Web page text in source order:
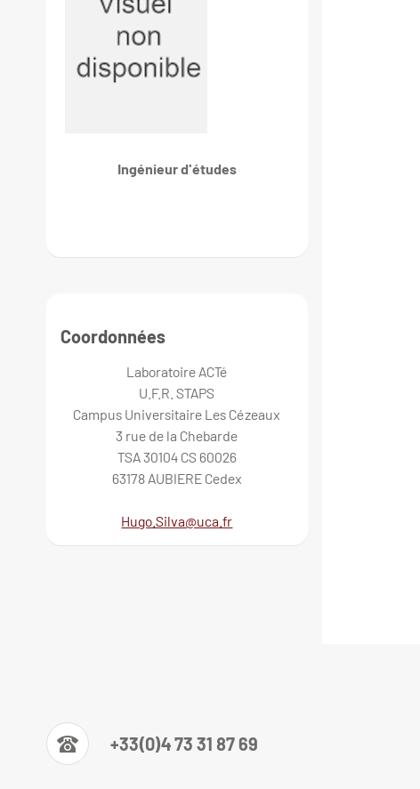
Ingénieur d'études
Coordonnées
Laboratoire ACTé
U.F.R. STAPS
Campus Universitaire Les Cézeaux
3 rue de la Chebarde
TSA 30104 CS 60026
63178 AUBIERE Cedex
Hugo.Silva@uca.fr
+33(0)4 73 31 87 69